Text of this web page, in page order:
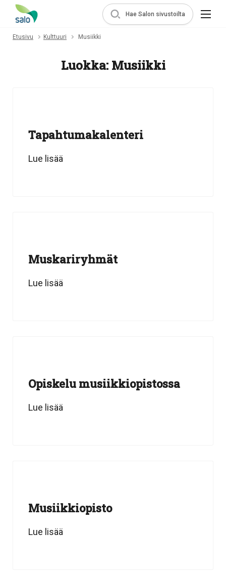
Hae Salon sivustoilta
Etusivu Kulttuuri Musiikki
Luokka: Musiikki
Tapahtumakalenteri
Lue lisää
Muskariryhmät
Lue lisää
Opiskelu musiikkiopistossa
Lue lisää
Musiikkiopisto
Lue lisää